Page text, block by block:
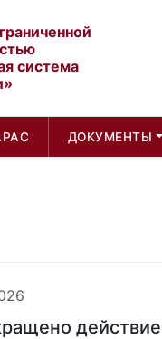
система
ДОКУМЕНТЫ
действие